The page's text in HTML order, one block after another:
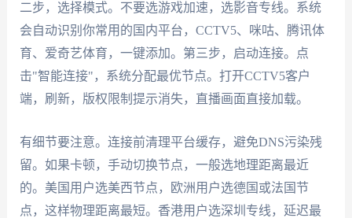
二步，选择模式。不要选游戏加速，选影音专线。系统
会自动识别你常用的国内平台，CCTV5、咪咕、腾讯体
育、爱奇艺体育，一键添加。第三步，启动连接。点
击"智能连接"，系统分配最优节点。打开CCTV5客户
端，刷新，版权限制提示消失，直播画面直接加载。
有细节要注意。连接前清理平台缓存，避免DNS污染残
留。如果卡顿，手动切换节点，一般选地理距离最近
的。美国用户选美西节点，欧洲用户选德国或法国节
点，这样物理距离最短。香港用户选深圳专线，延迟最